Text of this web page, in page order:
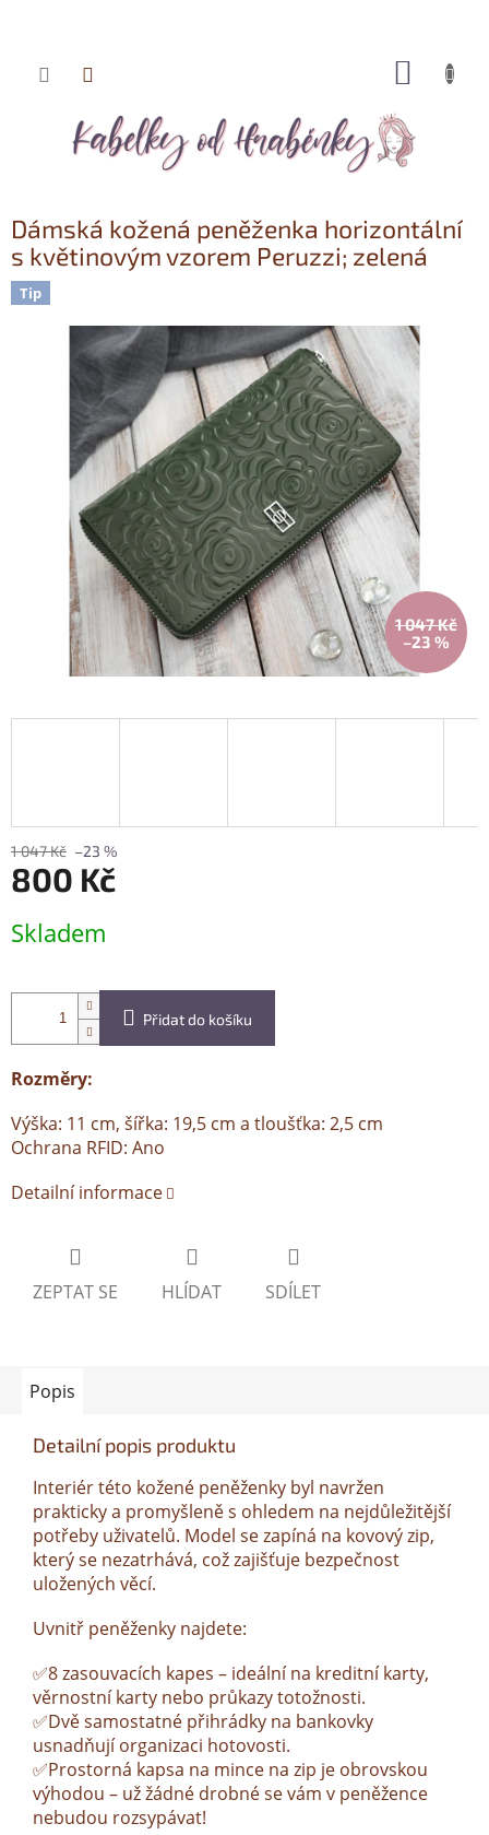
Přejít
Dámská kožená peněženka horizontální
s květinovým vzorem Peruzzi; zelená
Tip
1 047 Kč
–23 %
1 047 Kč –23 %
800 Kč
cena:
Skladem
Přidat do košíku
Rozměry:
Výška: 11 cm, šířka: 19,5 cm a tloušťka: 2,5 cm
Ochrana RFID: Ano
Detailní informace
ZEPTAT SE HLÍDAT SDÍLET
Popis
Detailní popis produktu
Interiér této kožené peněženky byl navržen
prakticky a promyšleně s ohledem na nejdůležitější
potřeby uživatelů. Model se zapíná na kovový zip,
který se nezatrhává, což zajišťuje bezpečnost
uložených věcí.
Uvnitř peněženky najdete:
✅8 zasouvacích kapes – ideální na kreditní karty,
věrnostní karty nebo průkazy totožnosti.
✅Dvě samostatné přihrádky na bankovky
usnadňují organizaci hotovosti.
✅Prostorná kapsa na mince na zip je obrovskou
výhodou – už žádné drobné se vám v peněžence
nebudou rozsypávat!